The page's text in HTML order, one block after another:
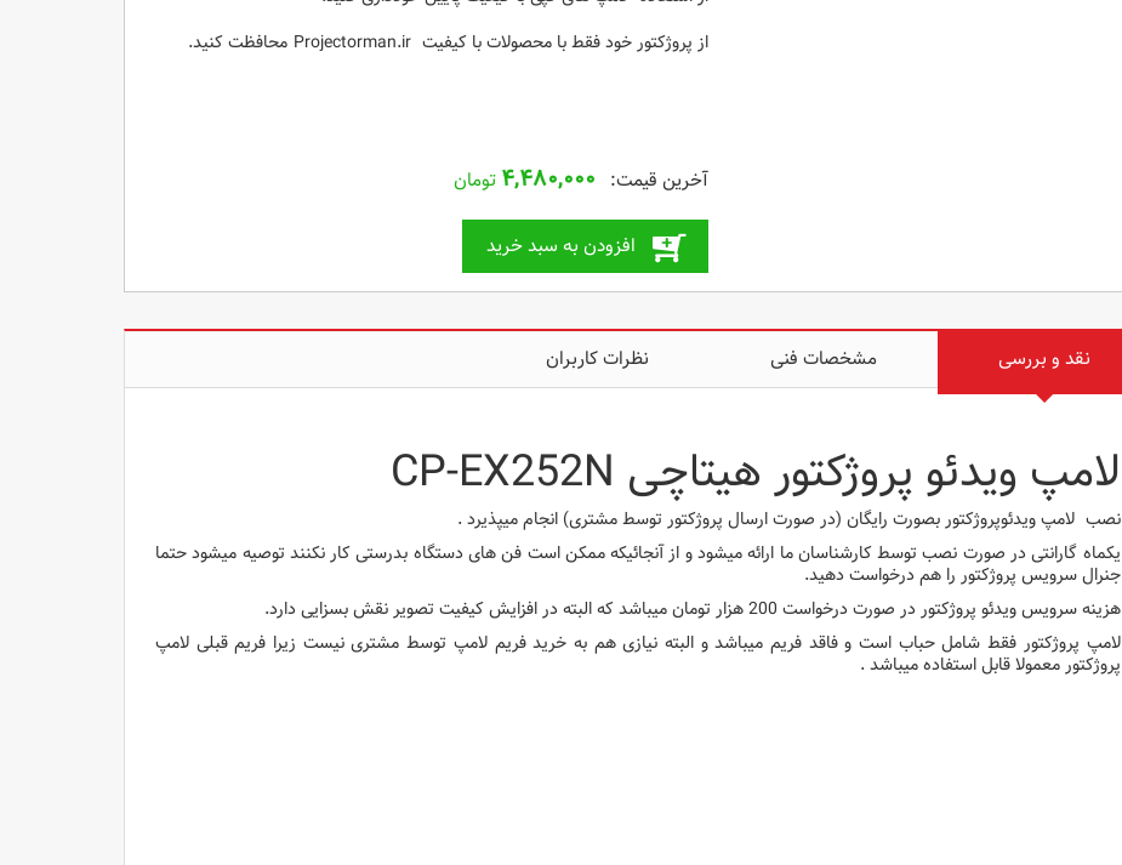
از پروژکتور خود فقط با محصولات با کیفیت Projectorman.ir محافظت کنید.
۴,۴۸۰,۰۰۰ تومان
افزودن به سبد خرید
نقد و بررسی مشخصات فنی نظرات کاربران
لامپ ویدئو پروژکتور هیتاچی CP-EX252N
نصب لامپ ویدئوپروژکتور بصورت رایگان (در صورت ارسال پروژکتور توسط مشتری) انجام میپذیرد .
یکماه گارانتی در صورت نصب توسط کارشناسان ما ارائه میشود و از آنجائیکه ممکن است فن های دستگاه بدرستی کار نکنند توصیه میشود حتما
جنرال سرویس پروژکتور را هم درخواست دهید.
هزینه سرویس ویدئو پروژکتور در صورت درخواست 200 هزار تومان میباشد که البته در افزایش کیفیت تصویر نقش بسزایی دارد.
لامپ پروژکتور فقط شامل حباب است و فاقد فریم میباشد و البته نیازی هم به خرید فریم لامپ توسط مشتری نیست زیرا فریم قبلی لامپ
پروژکتور معمولا قابل استفاده میباشد .